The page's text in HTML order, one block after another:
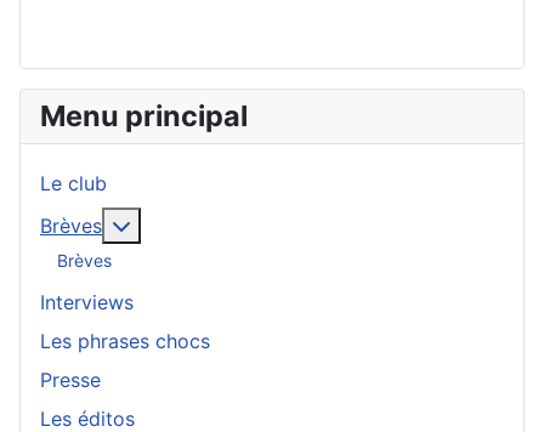
Menu principal
Le club
Brèves
Brèves
Interviews
Les phrases chocs
Presse
Les éditos